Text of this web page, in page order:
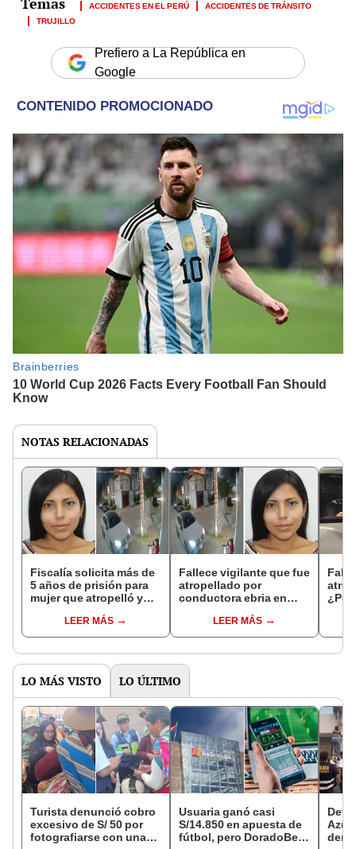
ACCIDENTES EN EL PERÚ
ACCIDENTES DE TRÁNSITO
TRUJILLO
Prefiero a La República en
Google
NOTAS RELACIONADAS
Fiscalía solicita más de
5 años de prisión para
mujer que atropelló y
TrujilloLEER MÁS
Fallece vigilante que fue
atropellado por
conductora ebria en
en UCILEER MÁS
LO MÁS VISTO LO ÚLTIMO
Turista denunció cobro
excesivo de S/ 50 por
fotografiarse con una
Usuaria ganó casi
S/14.850 en apuesta de
fútbol, pero DoradoBet
Azul